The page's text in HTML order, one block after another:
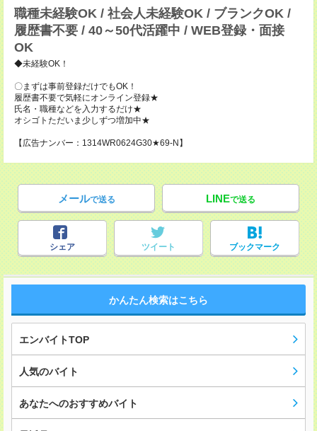
職種未経験OK / 社会人未経験OK / ブランクOK /
履歴書不要 / 40～50代活躍中 / WEB登録・面接
OK
◆未経験OK！
〇まずは事前登録だけでもOK！
履歴書不要で気軽にオンライン登録★
氏名・職種などを入力するだけ★
オシゴトただいま少しずつ増加中★
【広告ナンバー：1314WR0624G30★69-N】
メールで送る LINEで送る
シェア ツイート ブックマーク
かんたん検索はこちら
エンバイトTOP
人気のバイト
あなたへのおすすめバイト